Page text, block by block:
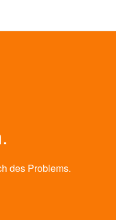
des Problems.